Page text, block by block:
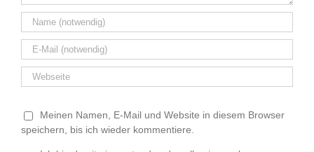
Meinen Namen, E-Mail und Website in diesem Browser
speichern, bis ich wieder kommentiere.